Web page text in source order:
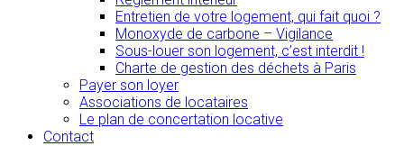
Entretien de votre logement, qui fait quoi ?
Monoxyde de carbone – Vigilance
Sous-louer son logement, c’est interdit !
Charte de gestion des déchets à Paris
Payer son loyer
Associations de locataires
Le plan de concertation locative
Contact